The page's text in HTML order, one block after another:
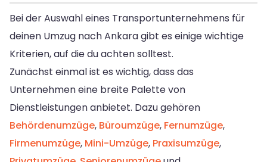
Bei der Auswahl eines Transportunternehmens für
deinen Umzug nach Ankara gibt es einige wichtige
Kriterien, auf die du achten solltest.
Zunächst einmal ist es wichtig, dass das
Unternehmen eine breite Palette von
Dienstleistungen anbietet. Dazu gehören
Behördenumzüge, Büroumzüge, Fernumzüge,
Firmenumzüge, Mini-Umzüge, Praxisumzüge,